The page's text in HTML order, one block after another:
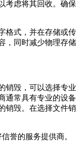
考虑将其回收。确保
格式，并在存储或传
，同时减少物理存储
销毁，可以选择专业
通常具有专业的设备
销毁。在选择文件销
誉的服务提供商。